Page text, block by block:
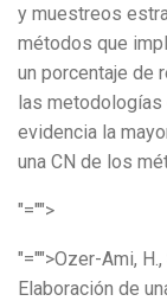
y muestreos
métodos que
un porcentaje de
las metodologías
evidencia la
una CN de los
"="">
"="">Ozer-Ami,
Elaboración de